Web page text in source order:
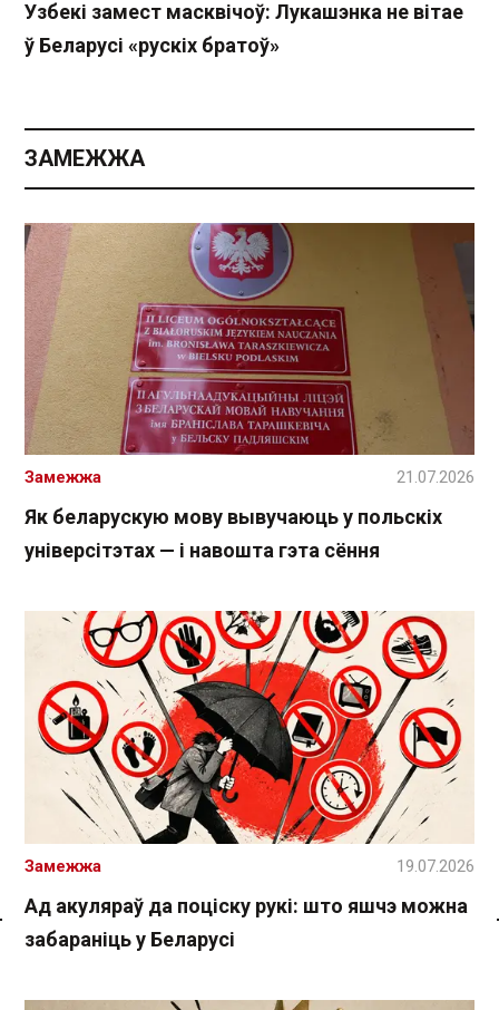
Спасылка без VPN
Узбекі замест масквічоў: Лукашэнка не вітае
ў Беларусі «рускіх братоў»
ЗАМЕЖЖА
Як беларускую мову вывучаюць у польскіх
універсітэтах — і навошта гэта сёння
Замежжа 21.07.2026
Ад акуляраў да поціску рукі: што яшчэ можна
забараніць у Беларусі
Замежжа 19.07.2026